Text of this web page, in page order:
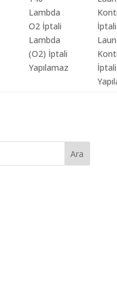
Lambda
(O2) İptali
Yapılamaz
İptali
Ara